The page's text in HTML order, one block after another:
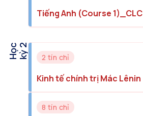
Tiếng Anh (Course 1)_CLC
H
ọ
c
k
ỳ2 2 tín chỉ
Kinh tế chính trị Mác Lênin
8 tín chỉ